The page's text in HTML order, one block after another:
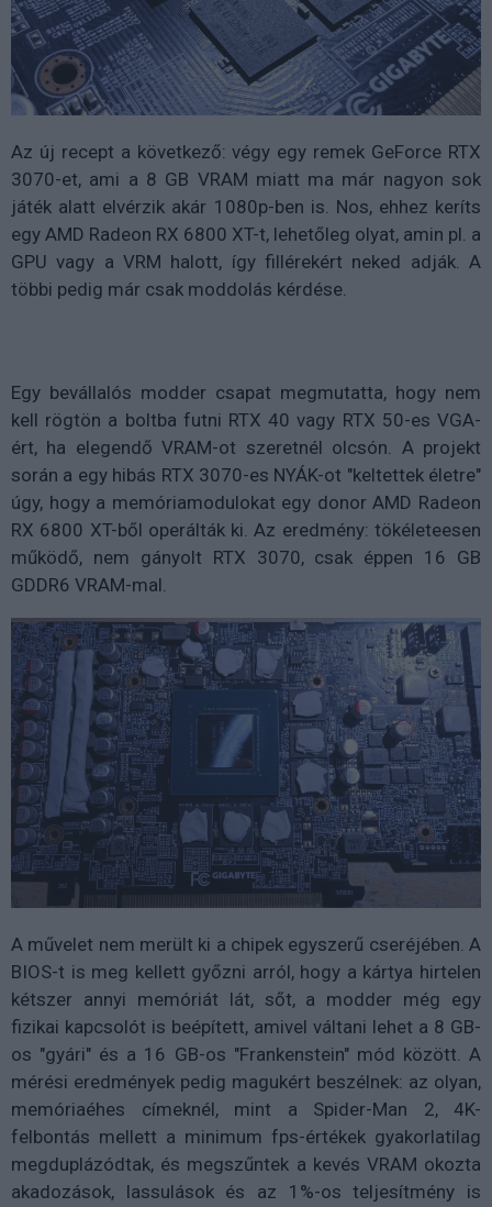
Az új recept a következő: végy egy remek GeForce RTX
3070-et, ami a 8 GB VRAM miatt ma már nagyon sok
játék alatt elvérzik akár 1080p-ben is. Nos, ehhez keríts
egy AMD Radeon RX 6800 XT-t, lehetőleg olyat, amin pl. a
GPU vagy a VRM halott, így fillérekért neked adják. A
többi pedig már csak moddolás kérdése.
Egy bevállalós modder csapat megmutatta, hogy nem
kell rögtön a boltba futni RTX 40 vagy RTX 50-es VGA-
ért, ha elegendő VRAM-ot szeretnél olcsón. A projekt
során a egy hibás RTX 3070-es NYÁK-ot "keltettek életre"
úgy, hogy a memóriamodulokat egy donor AMD Radeon
RX 6800 XT-ből operálták ki. Az eredmény: tökéleteesen
működő, nem gányolt RTX 3070, csak éppen 16 GB
GDDR6 VRAM-mal.
A művelet nem merült ki a chipek egyszerű cseréjében. A
BIOS-t is meg kellett győzni arról, hogy a kártya hirtelen
kétszer annyi memóriát lát, sőt, a modder még egy
fizikai kapcsolót is beépített, amivel váltani lehet a 8 GB-
os "gyári" és a 16 GB-os "Frankenstein" mód között. A
mérési eredmények pedig magukért beszélnek: az olyan,
memóriaéhes címeknél, mint a Spider-Man 2, 4K-
felbontás mellett a minimum fps-értékek gyakorlatilag
megduplázódtak, és megszűntek a kevés VRAM okozta
akadozások, lassulások és az 1%-os teljesítmény is